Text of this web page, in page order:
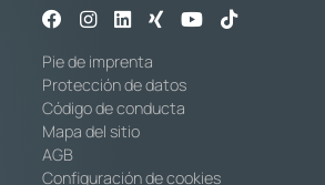
Pie de imprenta
Protección de datos
Código de conducta
Mapa del sitio
AGB
Configuración de cookies